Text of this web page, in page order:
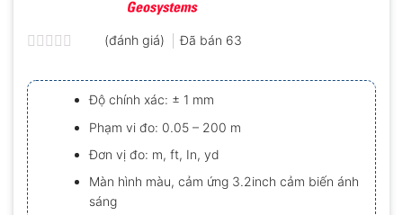
xếp
hạng
0.0
5
sao
(đánh giá) Đã bán 63
Độ chính xác: ± 1 mm
Phạm vi đo: 0.05 – 200 m
Đơn vị đo: m, ft, In, yd
Màn hình màu, cảm ứng 3.2inch cảm biến ánh
sáng